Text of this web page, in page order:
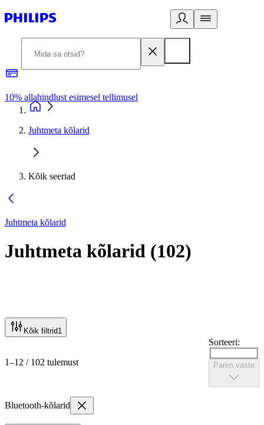
10% allahindlust esimesel tellimusel
Juhtmeta kõlarid
Kõik seeriad
Juhtmeta kõlarid
Juhtmeta kõlarid (102)
Kõik filtrid1
1–12 / 102 tulemust
Sorteeri:
Parim vaste
Bluetooth-kõlarid